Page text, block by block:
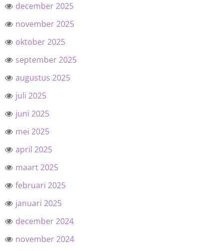
december 2025
november 2025
oktober 2025
september 2025
augustus 2025
juli 2025
juni 2025
mei 2025
april 2025
maart 2025
februari 2025
januari 2025
december 2024
november 2024